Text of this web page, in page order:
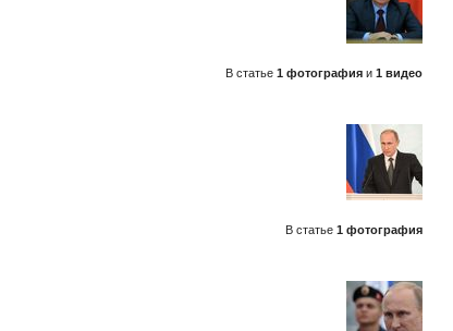
В статье 1 фотография и 1 видео
В статье 1 фотография